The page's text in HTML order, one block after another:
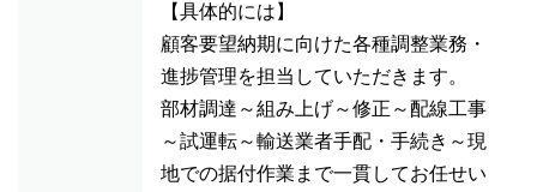
【具体的には】
顧客要望納期に向けた各種調整業務・
進捗管理を担当していただきます。
部材調達～組み上げ～修正～配線工事
～試運転～輸送業者手配・手続き～現
地での据付作業まで一貫してお任せい